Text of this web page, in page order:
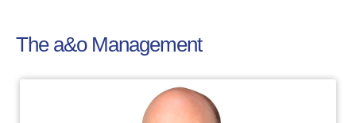
The a&o Management